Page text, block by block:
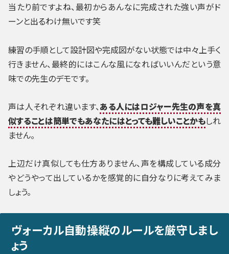
当たり前ですよね、最初からあんなに完成された強い声がド
ーンと出るわけ無いです笑
練習の手順として設計図や完成図がない状態では中々上手く
行きません、最終的にはこんな風になればいいんだという意
味での先生のデモです。
声は人それぞれ違います、ある人にはロジャー先生の声を真
似することは簡単でもあなたにはとっても難しいことかもしれ
ません。
上辺だけ真似しても仕方ありません、声を構成している成分
やどうやって出しているかを感覚的に自分なりに考えてみま
しょう。
ヴォーカル自動操縦のルールを厳守しまし
ょう